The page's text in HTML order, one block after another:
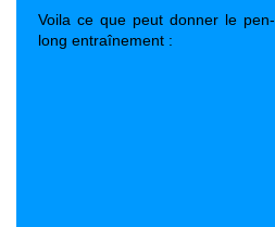
Voila ce que peut donner le
long entraînement :